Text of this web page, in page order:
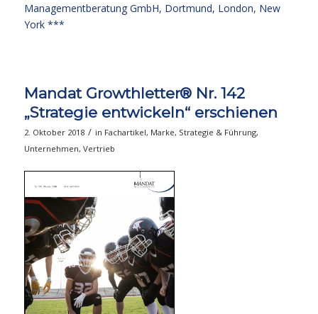
Managementberatung GmbH, Dortmund, London, New
York ***
Mandat Growthletter® Nr. 142
„Strategie entwickeln“ erschienen
2. Oktober 2018 / in Fachartikel, Marke, Strategie & Führung,
Unternehmen, Vertrieb